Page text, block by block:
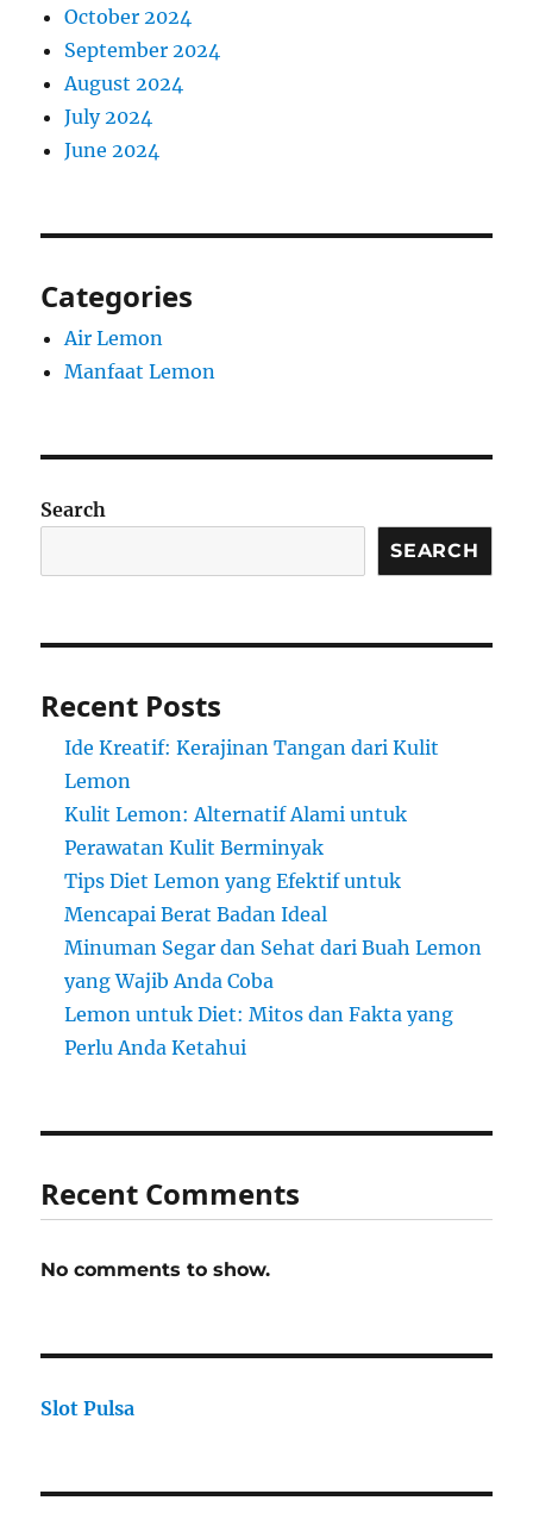
October 2024
September 2024
August 2024
July 2024
June 2024
Categories
Air Lemon
Manfaat Lemon
Search
SEARCH
Recent Posts
Ide Kreatif: Kerajinan Tangan dari Kulit
Lemon
Kulit Lemon: Alternatif Alami untuk
Perawatan Kulit Berminyak
Tips Diet Lemon yang Efektif untuk
Mencapai Berat Badan Ideal
Minuman Segar dan Sehat dari Buah Lemon
yang Wajib Anda Coba
Lemon untuk Diet: Mitos dan Fakta yang
Perlu Anda Ketahui
Recent Comments
No comments to show.
Slot Pulsa